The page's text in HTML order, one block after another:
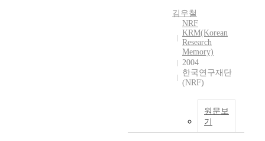
김우철
NRF
KRM(Korean
Research
Memory)
2004
한국연구재단
(NRF)
원문보
기